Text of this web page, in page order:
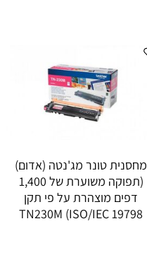
מחסנית טונר מג'נטה (אדום)
(תפוקה משוערת של 1,400
דפים מוצהרת על פי תקן
ISO/IEC 19798) TN230M